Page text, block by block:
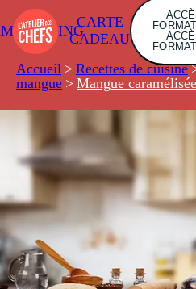
CARTE
CADEAU
Accueil > Recettes de cuisine
mangue > Mangue